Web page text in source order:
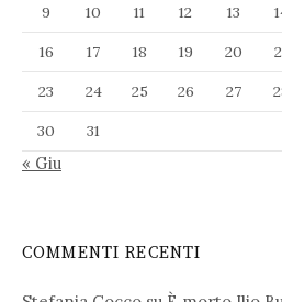
9
10 11 12 13
16
17 18 19 20
23
24 25 26 27
30
31
« Giu
COMMENTI RECENTI